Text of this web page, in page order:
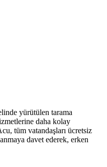
yürütülen tarama
daha kolay
tüm vatandaşları ücretsiz
davet ederek, erken